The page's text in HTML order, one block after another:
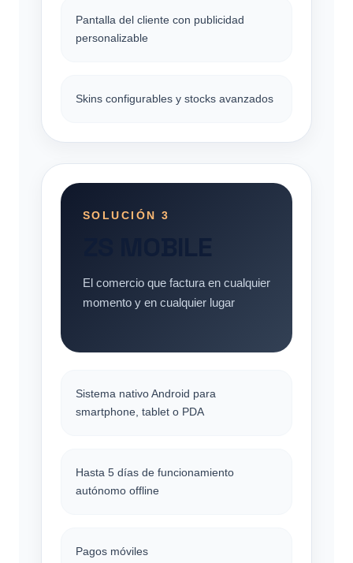
Pantalla del cliente con publicidad
personalizable
Skins configurables y stocks avanzados
SOLUCIÓN 3
El comercio que factura en cualquier
momento y en cualquier lugar
Sistema nativo Android para
smartphone, tablet o PDA
Hasta 5 días de funcionamiento
autónomo offline
Pagos móviles